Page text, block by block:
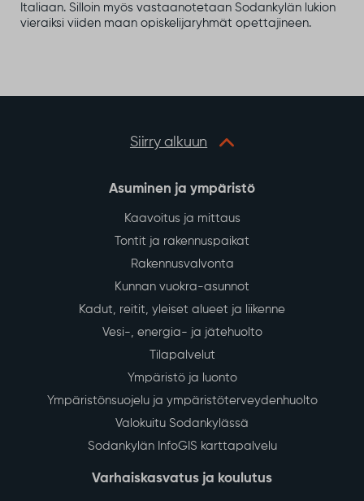
Italiaan. Silloin myös vastaanotetaan Sodankylän lukion
vieraiksi viiden maan opiskelijaryhmät opettajineen.
Siirry alkuun
Asuminen ja ympäristö
Kaavoitus ja mittaus
Tontit ja rakennuspaikat
Rakennusvalvonta
Kunnan vuokra-asunnot
Kadut, reitit, yleiset alueet ja liikenne
Vesi-, energia- ja jätehuolto
Tilapalvelut
Ympäristö ja luonto
Ympäristönsuojelu ja ympäristöterveydenhuolto
Valokuitu Sodankylässä
Sodankylän InfoGIS karttapalvelu
Varhaiskasvatus ja koulutus